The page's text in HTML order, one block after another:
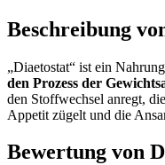
Beschreibung
„Diaetostat“ ist ein
den Prozess der
den Stoffwechsel anregt,
Appetit zügelt und die
Bewertung von